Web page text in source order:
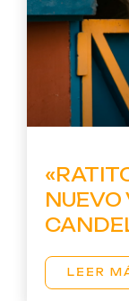
NUEVO
LEER